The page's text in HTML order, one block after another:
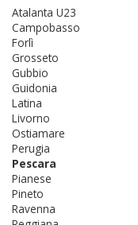
Atalanta U23
Campobasso
Forlì
Grosseto
Gubbio
Guidonia
Latina
Livorno
Ostiamare
Perugia
Pescara
Pianese
Pineto
Ravenna